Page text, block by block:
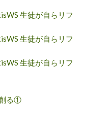
生徒が自らリフ
生徒が自らリフ
生徒が自らリフ
る①